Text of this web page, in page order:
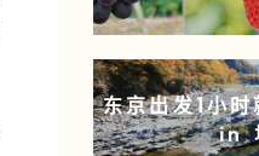
东京出发1小
in